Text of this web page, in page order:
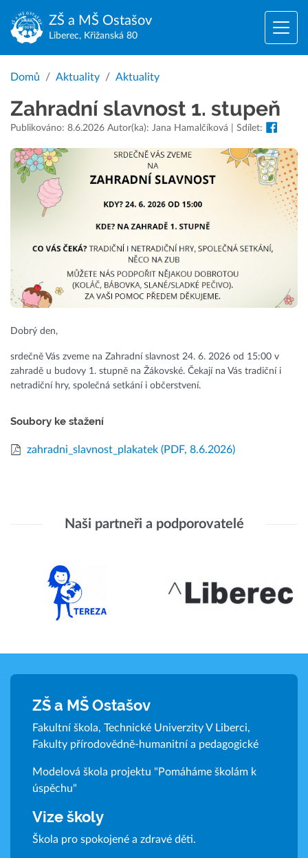
ZŠ a MŠ Ostašov
Liberec, Křižanská 80
Domů Aktuality Aktuality
Zahradní slavnost 1. stupeň
Publikováno: 8.6.2026 Autor(ka): Jana Hamalčíková | Sdílet:
Dobrý den,
srdečně Vás zveme na Zahradní slavnost 24. 6. 2026 od 15:00 v
zahradě u budovy 1. stupně na Žákovské. Čekají na Vás tradiční i
netradiční hry, společná setkání i občerstvení.
Soubory ke stažení
zahradni_slavnost_plakatek (PDF, 8.6.2026)
Naši partneři a podporovatelé
ZŠ a MŠ Ostašov
Fakultní škola, Technické Univerzity V Liberci,
Fakulty přírodovědně-humanitní a pedagogické
Modelová škola projektu "Pomáháme školám k
úspěchu"
Vize školy
Škola pro spokojené a zdravé děti.